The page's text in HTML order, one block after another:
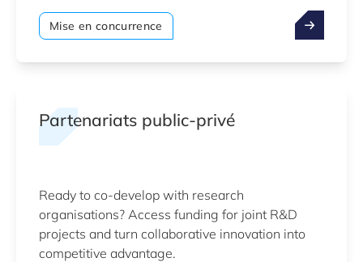
Mise en concurrence
Partenariats public-privé
Ready to co-develop with research
organisations? Access funding for joint R&D
projects and turn collaborative innovation into
competitive advantage.